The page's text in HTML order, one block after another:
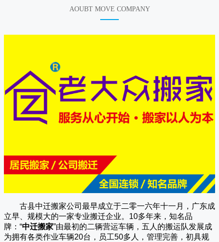
AOUBT MOVE COMPANY
古县中迁搬家公司 最早成立于二零一六年十一月，广东成
立早、规模大的一家专业搬迁企业。10多年来，知名品
牌：“中迁搬家”由最初的二辆营运车辆，五人的搬运队发展成
为拥有各类作业车辆20台，员工50多人，管理完善，初具规